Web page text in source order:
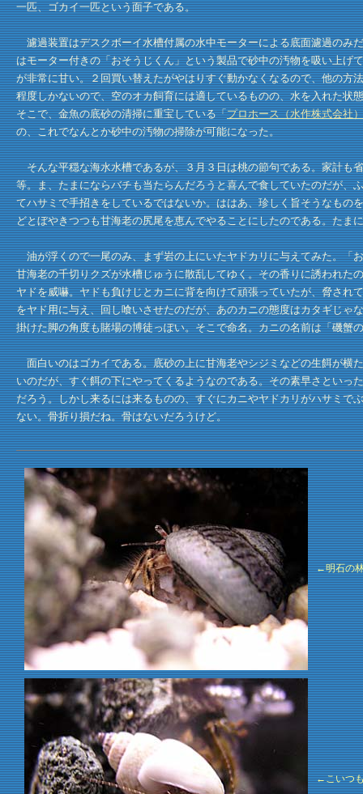
一匹、ゴカイ一匹という面子である。
濾過装置はデスクボーイ水槽付属の水中モーターによる底面濾過のみ
はモーター付きの「おそうじくん」という製品で砂中の汚物を吸い上
が非常に甘い。２回買い替えたがやはりすぐ動かなくなるので、他の方
程度しかないので、空のオカ飼育には適しているものの、水を入れた
そこで、金魚の底砂の清掃に重宝している「プロホース（水作株式会社）
の、これでなんとか砂中の汚物の掃除が可能になった。
そんな平穏な海水水槽であるが、３月３日は桃の節句である。家計も
等。ま、たまにならバチも当たらんだろうと喜んで食していたのだが
てハサミで手招きをしているではないか。ははあ、珍しく旨そうなも
どとぼやきつつも甘海老の尻尾を恵んでやることにしたのである。た
油が浮くので一尾のみ、まず岩の上にいたヤドカリに与えてみた。「
甘海老の千切りクズが水槽じゅうに散乱してゆく。その香りに誘われ
ヤドを威嚇。ヤドも負けじとカニに背を向けて頑張っていたが、脅さ
をヤド用に与え、回し喰いさせたのだが、あのカニの態度はカタギじ
掛けた脚の角度も賭場の博徒っぽい。そこで命名。カニの名前は「磯蟹
面白いのはゴカイである。底砂の上に甘海老やシジミなどの生餌が横
いのだが、すぐ餌の下にやってくるようなのである。その素早さとい
だろう。しかし来るには来るものの、すぐにカニやヤドカリがハサミ
ない。骨折り損だね。骨はないだろうけど。
←明石の
←こいつ